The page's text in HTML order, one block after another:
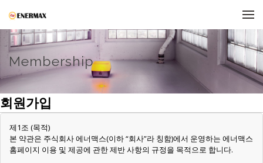
Membership
회원가입
제1조 (목적)
본 약관은 주식회사 에너맥스(이하 “회사”라 칭함)에서 운영하는 에너맥스
홈페이지 이용 및 제공에 관한 제반 사항의 규정을 목적으로 합니다.